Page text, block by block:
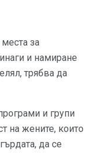
за
и намиране
трябва да
и групи
на жените, които
да се